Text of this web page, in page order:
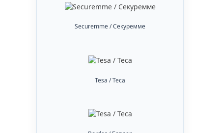
Securemme / Секуремме
Tesa / Теса